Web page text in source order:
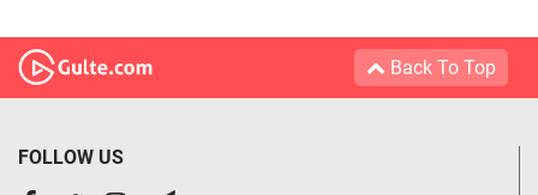
Back To Top
FOLLOW US